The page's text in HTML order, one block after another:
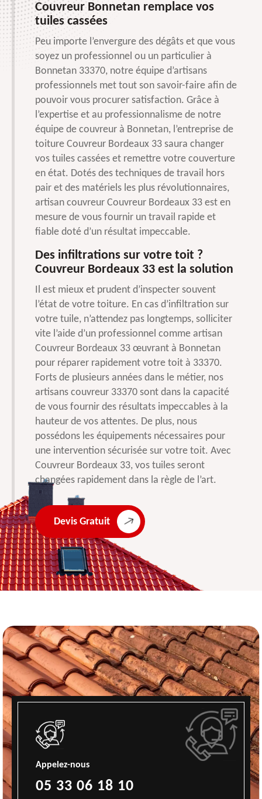
Couvreur Bonnetan remplace vos
tuiles cassées
Peu importe l’envergure des dégâts et que vous
soyez un professionnel ou un particulier à
Bonnetan 33370, notre équipe d’artisans
professionnels met tout son savoir-faire afin de
pouvoir vous procurer satisfaction. Grâce à
l’expertise et au professionnalisme de notre
équipe de couvreur à Bonnetan, l’entreprise de
toiture Couvreur Bordeaux 33 saura changer
vos tuiles cassées et remettre votre couverture
en état. Dotés des techniques de travail hors
pair et des matériels les plus révolutionnaires,
artisan couvreur Couvreur Bordeaux 33 est en
mesure de vous fournir un travail rapide et
fiable doté d’un résultat impeccable.
Des infiltrations sur votre toit ?
Couvreur Bordeaux 33 est la solution
Il est mieux et prudent d’inspecter souvent
l’état de votre toiture. En cas d’infiltration sur
votre tuile, n’attendez pas longtemps, solliciter
vite l’aide d’un professionnel comme artisan
Couvreur Bordeaux 33 œuvrant à Bonnetan
pour réparer rapidement votre toit à 33370.
Forts de plusieurs années dans le métier, nos
artisans couvreur 33370 sont dans la capacité
de vous fournir des résultats impeccables à la
hauteur de vos attentes. De plus, nous
possédons les équipements nécessaires pour
une intervention sécurisée sur votre toit. Avec
Couvreur Bordeaux 33, vos tuiles seront
changées rapidement dans la règle de l’art.
Devis Gratuit
Appelez-nous
05 33 06 18 10